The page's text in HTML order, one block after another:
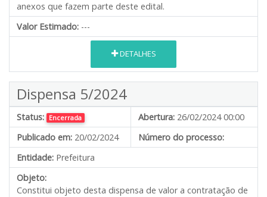
anexos que fazem parte deste edital.
Valor Estimado: ---
DETALHES
Dispensa 5/2024
Status: Encerrada Abertura: 26/02/2024 00:00
Publicado em: 20/02/2024
Número do processo:
Entidade: Prefeitura
Objeto:
Constitui objeto desta dispensa de valor a contratação de